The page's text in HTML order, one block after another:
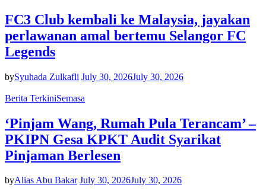
FC3 Club kembali ke Malaysia, jayakan
perlawanan amal bertemu Selangor FC
Legends
bySyuhada Zulkafli July 30, 2026July 30, 2026
Berita TerkiniSemasa
‘Pinjam Wang, Rumah Pula Terancam’ –
PKIPN Gesa KPKT Audit Syarikat
Pinjaman Berlesen
byAlias Abu Bakar July 30, 2026July 30, 2026